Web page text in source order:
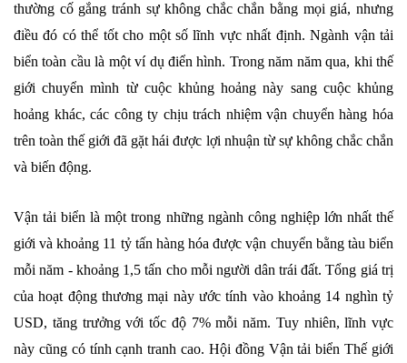
thường cố gắng tránh sự không chắc chắn bằng mọi giá, nhưng
điều đó có thể tốt cho một số lĩnh vực nhất định. Ngành vận tải
biển toàn cầu là một ví dụ điển hình. Trong năm năm qua, khi thế
giới chuyển mình từ cuộc khủng hoảng này sang cuộc khủng
hoảng khác, các công ty chịu trách nhiệm vận chuyển hàng hóa
trên toàn thế giới đã gặt hái được lợi nhuận từ sự không chắc chắn
và biến động.
Vận tải biển là một trong những ngành công nghiệp lớn nhất thế
giới và khoảng 11 tỷ tấn hàng hóa được vận chuyển bằng tàu biển
mỗi năm - khoảng 1,5 tấn cho mỗi người dân trái đất. Tổng giá trị
của hoạt động thương mại này ước tính vào khoảng 14 nghìn tỷ
USD, tăng trưởng với tốc độ 7% mỗi năm. Tuy nhiên, lĩnh vực
này cũng có tính cạnh tranh cao. Hội đồng Vận tải biển Thế giới